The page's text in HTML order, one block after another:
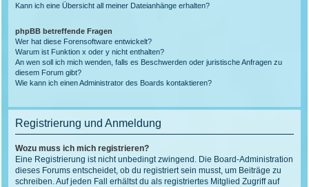
Kann ich eine Übersicht all meiner Dateianhänge erhalten?
phpBB betreffende Fragen
Wer hat diese Forensoftware entwickelt?
Warum ist Funktion x oder y nicht enthalten?
An wen soll ich mich wenden, falls es Beschwerden oder juristische Anfragen zu
diesem Forum gibt?
Wie kann ich einen Administrator des Boards kontaktieren?
Registrierung und Anmeldung
Wozu muss ich mich registrieren?
Eine Registrierung ist nicht unbedingt zwingend. Die Board-Administration
dieses Forums entscheidet, ob du registriert sein musst, um Beiträge zu
schreiben. Auf jeden Fall erhältst du als registriertes Mitglied Zugriff auf